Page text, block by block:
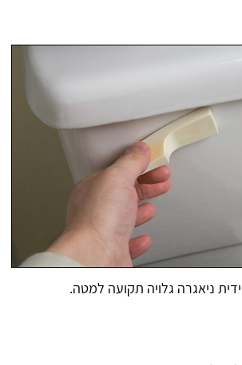
ניאגרה גלויה תקועה למטה.